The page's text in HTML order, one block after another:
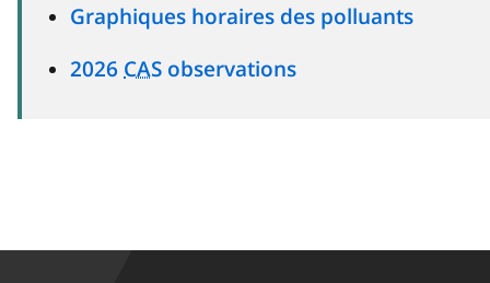
Graphiques horaires des polluants
2026 CAS observations